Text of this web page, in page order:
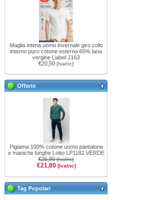
Maglia intima uomo invernale giro collo
interno puro cotone esterno 65% lana
vergine Liabel J163
€20,50 [IvaInc]
Offerte
Pigiama 100% cotone uomo pantalone
e maniche lunghe Lotto LP1182 VERDE
€25,80[IvaInc]
€21,80 [IvaInc]
Tag Popolari